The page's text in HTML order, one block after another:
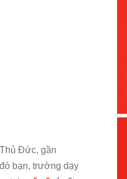
Đức, gần
bạn, trường dạy